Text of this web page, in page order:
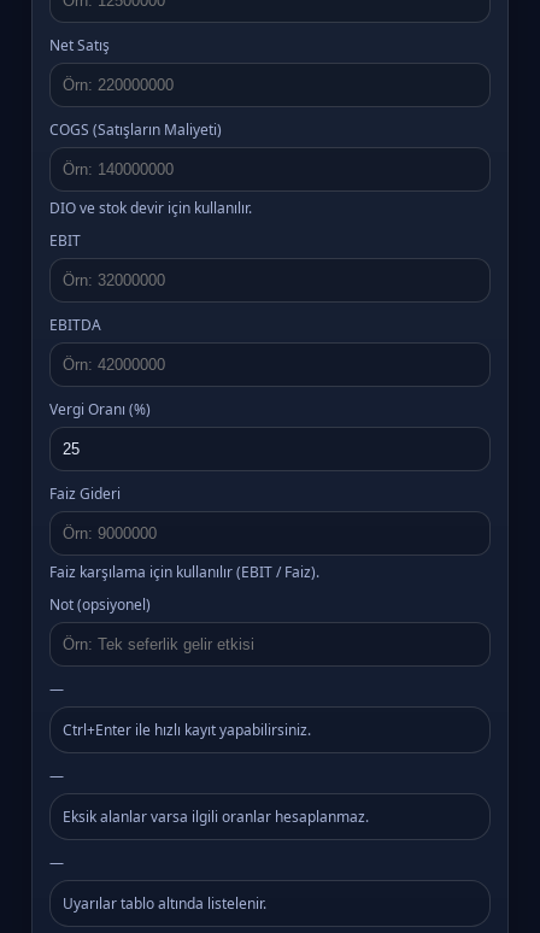
Net Satış
COGS (Satışların Maliyeti)
DIO ve stok devir için kullanılır.
EBIT
EBITDA
Vergi Oranı (%)
Faiz Gideri
Faiz karşılama için kullanılır (EBIT / Faiz).
Not (opsiyonel)
—
Ctrl+Enter ile hızlı kayıt yapabilirsiniz.
—
Eksik alanlar varsa ilgili oranlar hesaplanmaz.
—
Uyarılar tablo altında listelenir.